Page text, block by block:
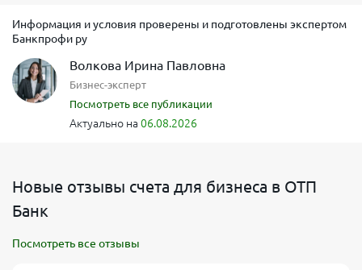
Информация и условия проверены и подготовлены экспертом
Банкпрофи ру
Волкова Ирина Павловна
Бизнес-эксперт
Посмотреть все публикации
Актуально на 06.08.2026
Новые отзывы счета для бизнеса в ОТП
Банк
Посмотреть все отзывы